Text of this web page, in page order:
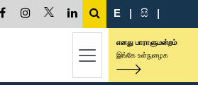
E | සි |
எனது பாராளுமன்றம்
இங்கே உள்நுழைக